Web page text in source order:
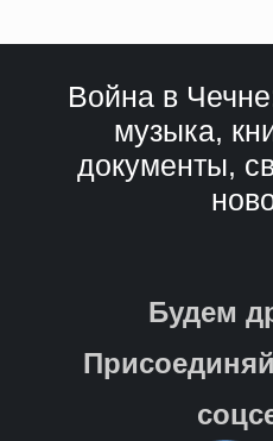
Война в
музыка,
документы,
Будем